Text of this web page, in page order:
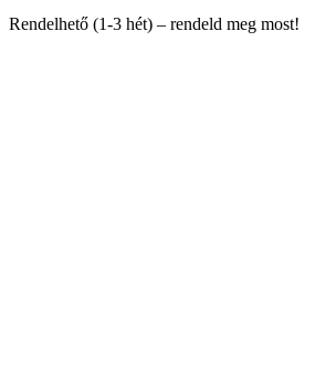
Rendelhető (1-3 hét) – rendeld meg most!